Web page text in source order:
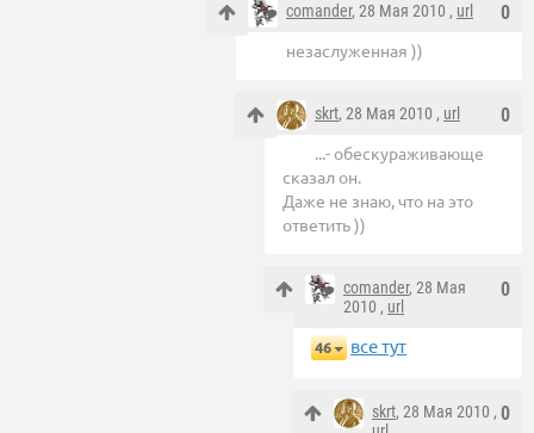
0
comander, 28 Мая 2010 , url
незаслуженная ))
0
skrt, 28 Мая 2010 , url
...- обескураживающе
сказал он.
Даже не знаю, что на это
ответить ))
0
comander, 28 Мая
2010 , url
46 все тут
0
skrt, 28 Мая 2010 ,